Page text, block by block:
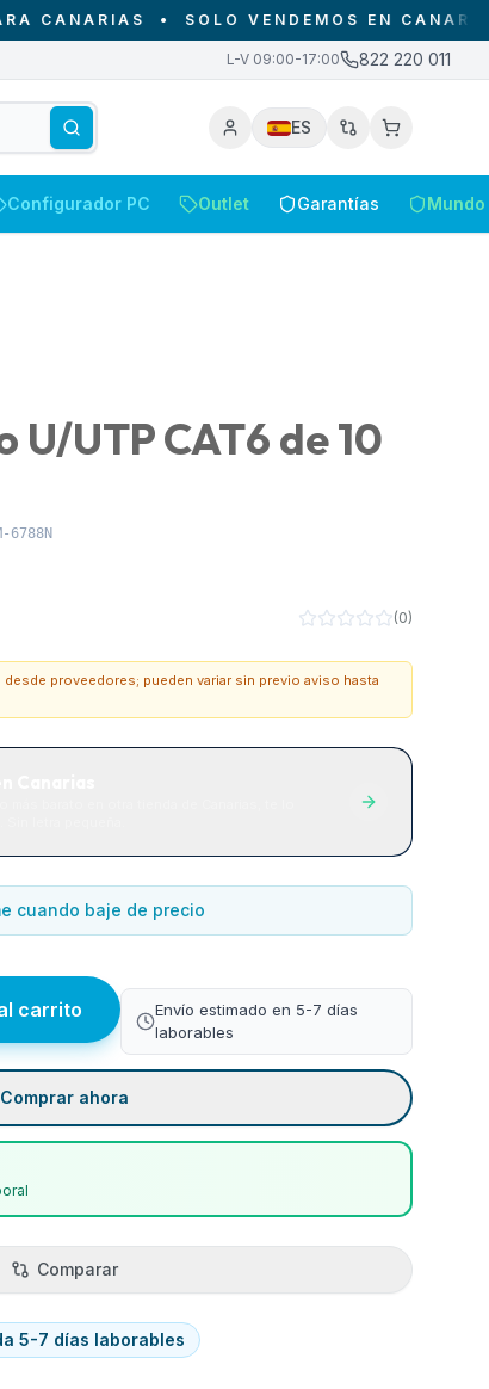
• SOLO VENDEMOS EN CANARIAS -
L-V 09:00-17:00 822 220 011
ES
Configurador PC Outlet Garantías
UTP CAT6 de 10
6788N
(0)
proveedores; pueden variar sin previo aviso hasta
cuando baje de precio
carrito
Envío estimado en 5-7 días
laborables
Comprar ahora
Comparar
5-7 días laborables